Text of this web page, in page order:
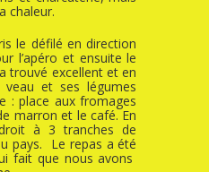
chaleur.
le défilé en direction
l’apéro et ensuite le
trouvé excellent et en
et ses légumes
: place aux fromages
marron et le café. En
à 3 tranches de
pays. Le repas a été
fait que nous avons